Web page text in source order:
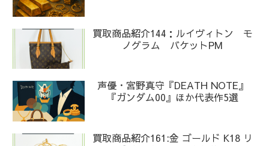
買取商品紹介144：ルイヴィトン モ
ノグラム バケットPM
声優・宮野真守『DEATH NOTE』
『ガンダム00』ほか代表作5選
買取商品紹介161:金 ゴールド K18 リ